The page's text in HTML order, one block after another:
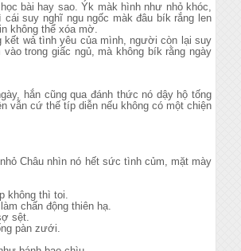
bài hay sao. Ýk màk hình như nhỏ khóc,
suy nghĩ ngu ngốc màk đâu bík rắng len
không thể xóa mờ.
wả tình yêu của mình, người còn lại suy
trong giấc ngủ, mà không bík rằng ngày
hắn cũng qua đánh thức nó dậy hộ tống
vẫn cứ thế típ diễn nếu không có một chiện
Châu nhìn nó hết sức tình củm, mặt mày
không thì toi.
chấn động thiên hạ.
sệt.
pàn zưới.